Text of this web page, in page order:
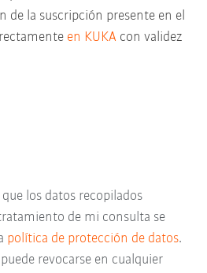
de la suscripción presente en el
en KUKA con validez
los datos recopilados
de mi consulta se
política de protección de datos.
revocarse en cualquier